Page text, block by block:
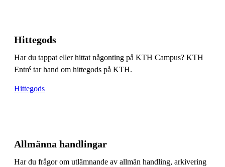
Hittegods
Har du tappat eller hittat någonting på KTH Campus? KTH
Entré tar hand om hittegods på KTH.
Hittegods
Allmänna handlingar
Har du frågor om utlämnande av allmän handling, arkivering